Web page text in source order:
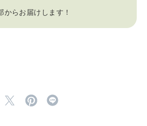
らお届けします！